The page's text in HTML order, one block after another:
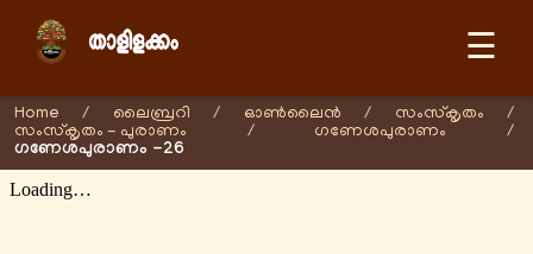
☰
Home / ലൈബ്രറി / ഓണ്‍ലൈന്‍ / സംസ്കൃതം
/
സംസ്കൃതം - പുരാണം
/ ഗണേശപുരാണം /
ഗണേശപുരാണം -26